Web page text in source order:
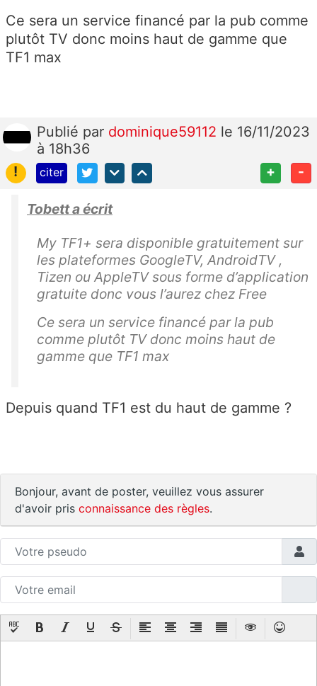
Ce sera un service financé par la pub comme
plutôt TV donc moins haut de gamme que
TF1 max
Publié par dominique59112 le 16/11/2023
à 18h36
!
citer + -
Tobett a écrit
My TF1+ sera disponible gratuitement sur
les plateformes GoogleTV, AndroidTV ,
Tizen ou AppleTV sous forme d’application
gratuite donc vous l’aurez chez Free
Ce sera un service financé par la pub
comme plutôt TV donc moins haut de
gamme que TF1 max
Depuis quand TF1 est du haut de gamme ?
Bonjour, avant de poster, veuillez vous assurer
d'avoir pris connaissance des règles.